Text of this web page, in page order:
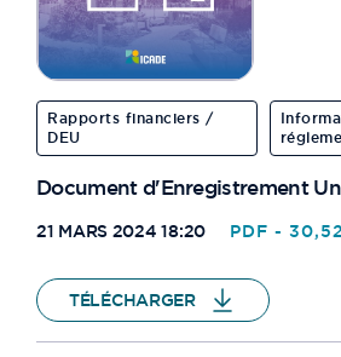
Rapports financiers /
DEU
Document d'Enregistrement
21 MARS 2024 18:20 PDF -
TÉLÉCHARGER